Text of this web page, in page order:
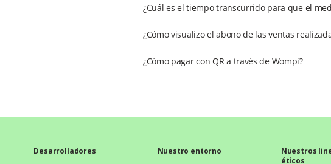
¿Cuál es el tiempo transcurrido para que el
¿Cómo visualizo el abono de las ventas
¿Cómo pagar con QR a través de Wompi?
Desarrolladores Nuestro entorno
Nuestros
éticos